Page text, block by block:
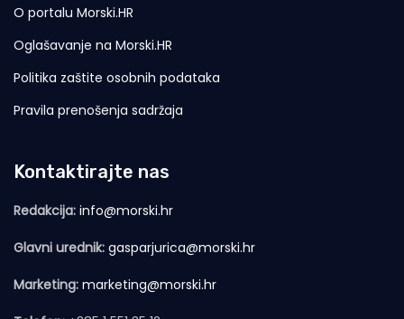
O portalu Morski.HR
Oglašavanje na Morski.HR
Politika zaštite osobnih podataka
Pravila prenošenja sadržaja
Kontaktirajte nas
Redakcija: info@morski.hr
Glavni urednik: gasparjurica@morski.hr
Marketing: marketing@morski.hr